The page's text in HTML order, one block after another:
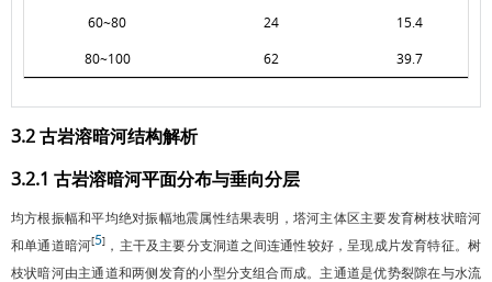
60~80 24 15.4
80~100 62 39.7
3.2 古岩溶暗河结构解析
3.2.1 古岩溶暗河平面分布与垂向分层
均方根振幅和平均绝对振幅地震属性结果表明，塔河主体区主要发育树枝状暗河
和单通道暗河[5] ，主干及主要分支洞道之间连通性较好，呈现成片发育特征。树
枝状暗河由主通道和两侧发育的小型分支组合而成。主通道是优势裂隙在与水流